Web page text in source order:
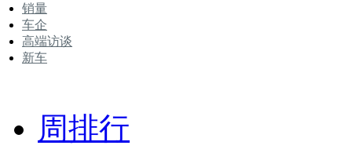
销量
车企
高端访谈
新车
周排行